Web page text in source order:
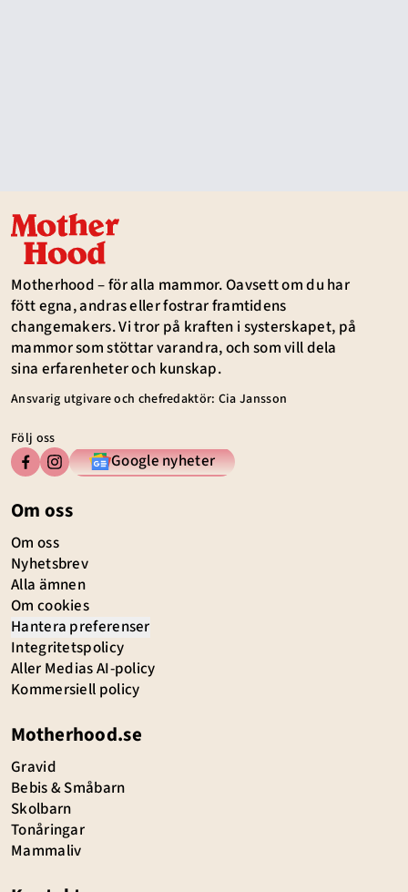
Motherhood – för alla mammor. Oavsett om du har
fött egna, andras eller fostrar framtidens
changemakers. Vi tror på kraften i systerskapet, på
mammor som stöttar varandra, och som vill dela
sina erfarenheter och kunskap.
Ansvarig utgivare och chefredaktör: Cia Jansson
Följ oss
Google nyheter
Om oss
Om oss
Nyhetsbrev
Alla ämnen
Om cookies
Hantera preferenser
Integritetspolicy
Aller Medias AI-policy
Kommersiell policy
Motherhood.se
Gravid
Bebis & Småbarn
Skolbarn
Tonåringar
Mammaliv